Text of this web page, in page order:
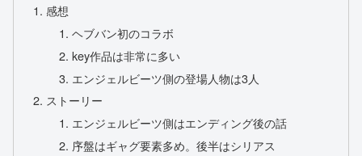
感想
ヘブバン初のコラボ
key作品は非常に多い
エンジェルビーツ側の登場人物は3人
ストーリー
エンジェルビーツ側はエンディング後の話
序盤はギャグ要素多め。後半はシリアス